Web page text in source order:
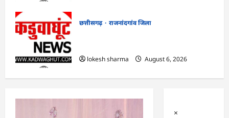
छत्तीसगढ़
राजनांदगांव जिला
lokesh sharma
August 6, 2026
×